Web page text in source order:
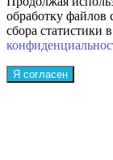
обработку файлов
сбора статистики
Я согласен